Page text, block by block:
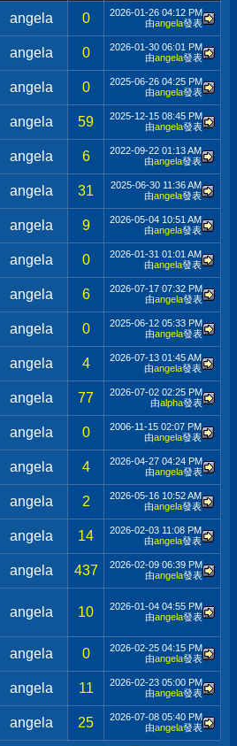
angela 0 2026-01-26 04:12 PM
由angela發表
angela 0 2026-01-30 06:01 PM
由angela發表
angela 0 2025-06-26 04:25 PM
由angela發表
angela 59 2025-12-15 08:45 PM
由angela發表
angela 6 2022-09-22 01:13 AM
由angela發表
angela 31 2025-06-30 11:36 AM
由angela發表
angela 9 2026-05-04 10:51 AM
由angela發表
angela 0 2026-01-31 01:01 AM
由angela發表
angela 6 2026-07-17 07:32 PM
由angela發表
angela 0 2025-06-12 05:33 PM
由angela發表
angela 4 2026-07-13 01:45 AM
由angela發表
angela 77 2026-07-02 02:25 PM
由alpha發表
angela 0 2006-11-15 02:07 PM
由angela發表
angela 4 2026-04-27 04:24 PM
由angela發表
angela 2 2026-05-16 10:52 AM
由angela發表
angela 14 2026-02-03 11:08 PM
由angela發表
angela 437 2026-02-09 06:39 PM
由angela發表
angela 10 2026-01-04 04:55 PM
由angela發表
angela 0 2026-02-25 04:15 PM
由angela發表
angela 11 2026-02-23 05:00 PM
由angela發表
angela 25 2026-07-08 05:40 PM
由angela發表